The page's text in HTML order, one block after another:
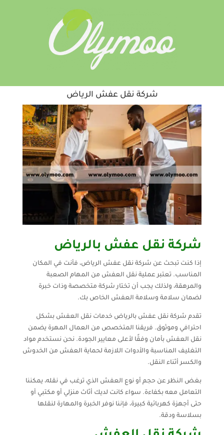
شركة نقل عفش الرياض
شركة نقل عفش بالرياض
إذا كنت تبحث عن شركة نقل عفش الرياض، فأنت في المكان
المناسب. تعتبر عملية نقل العفش من المهام الصعبة
والمرهقة، ولذلك يجب أن تختار شركة متخصصة وذات خبرة
لضمان سلامة وسلامة العفش الخاص بك.
تقدم شركة نقل عفش بالرياض خدمات نقل العفش بشكل
احترافي وموثوق. فريقنا المتخصص من العمال المهرة يضمن
نقل العفش بأمان وفقًا لأعلى معايير الجودة. نحن نستخدم مواد
التغليف المناسبة والأدوات اللازمة لحماية العفش من الخدوش
والكسر أثناء النقل.
بغض النظر عن حجم أو نوع العفش الذي ترغب في نقله، يمكننا
التعامل معه بكفاءة. سواء كانت لديك أثاث منزلي أو مكتبي أو
حتى أجهزة كهربائية كبيرة، فإننا نوفر الخبرة والمهارة لنقلها
بسلاسة ودقة.